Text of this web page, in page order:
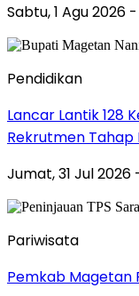
Sabtu, 1 Agu 2026
Pendidikan
Lancar Lantik 128
Rekrutmen Tahap
Jumat, 31 Jul 2026
Pariwisata
Pemkab Magetan